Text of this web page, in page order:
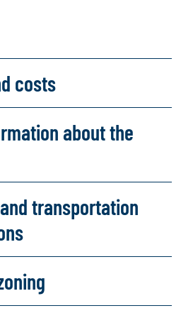
costs
about the
transportation